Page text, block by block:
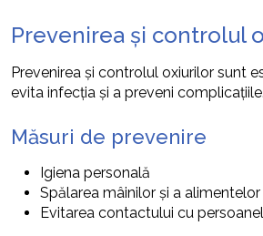
Prevenirea și controlul
Prevenirea și controlul oxiurilor sunt
evita infecția și a preveni complicațiile.
Măsuri de prevenire
Igiena personală
Spălarea mâinilor și a alimentelor
Evitarea contactului cu